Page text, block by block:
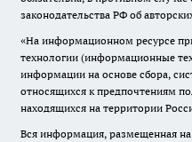
законодательства РФ об
«На информационном ресурсе
технологии (информационные
информации на основе сбора,
относящихся к предпочтениям
находящихся на территории
Вся информация, размещенная на